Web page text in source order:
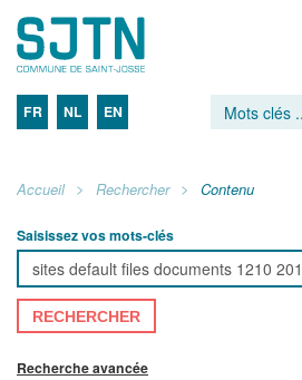
FR NL EN
Accueil Rechercher Contenu
Saisissez vos mots-clés
RECHERCHER
Recherche avancée